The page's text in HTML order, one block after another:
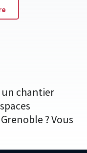
un chantier
? Vous